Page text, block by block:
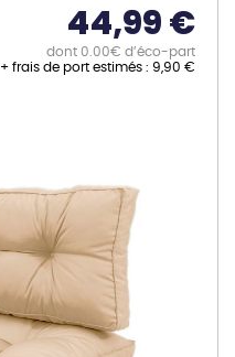
44,99 €
dont 0.00€ d’éco-part
+ frais de port estimés : 9,90 €